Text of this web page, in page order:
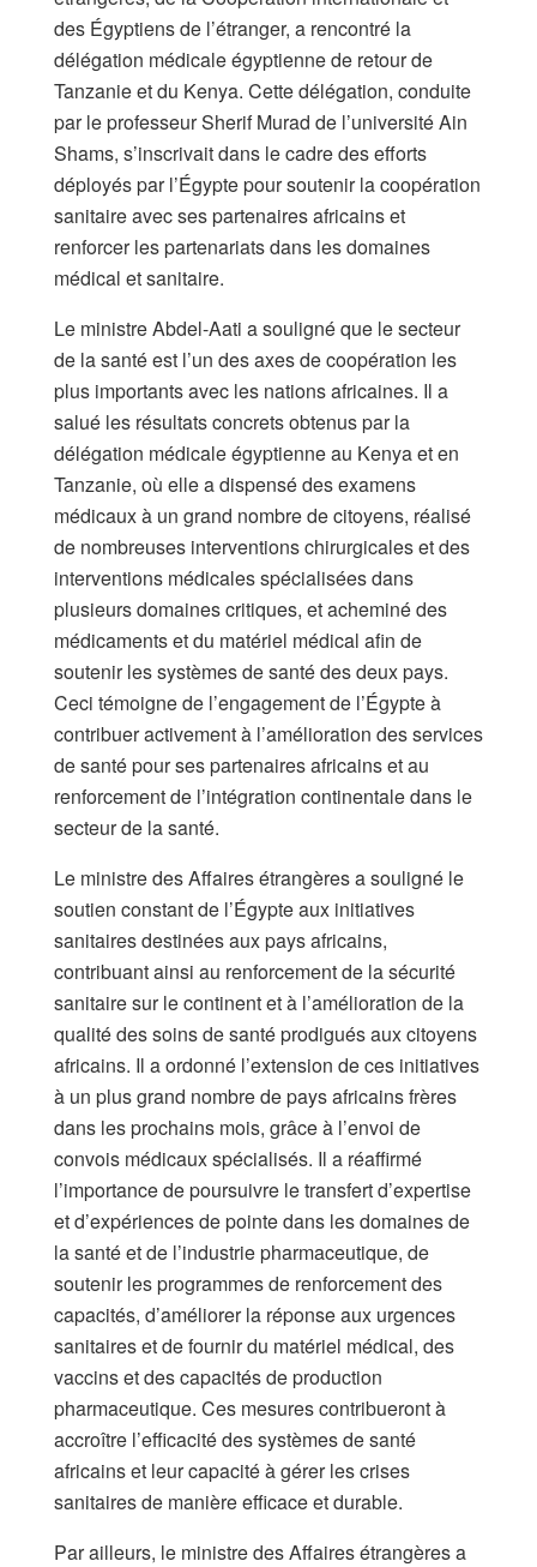
des Égyptiens de l’étranger, a rencontré la
délégation médicale égyptienne de retour de
Tanzanie et du Kenya. Cette délégation, conduite
par le professeur Sherif Murad de l’université Ain
Shams, s’inscrivait dans le cadre des efforts
déployés par l’Égypte pour soutenir la coopération
sanitaire avec ses partenaires africains et
renforcer les partenariats dans les domaines
médical et sanitaire.
Le ministre Abdel-Aati a souligné que le secteur
de la santé est l’un des axes de coopération les
plus importants avec les nations africaines. Il a
salué les résultats concrets obtenus par la
délégation médicale égyptienne au Kenya et en
Tanzanie, où elle a dispensé des examens
médicaux à un grand nombre de citoyens, réalisé
de nombreuses interventions chirurgicales et des
interventions médicales spécialisées dans
plusieurs domaines critiques, et acheminé des
médicaments et du matériel médical afin de
soutenir les systèmes de santé des deux pays.
Ceci témoigne de l’engagement de l’Égypte à
contribuer activement à l’amélioration des services
de santé pour ses partenaires africains et au
renforcement de l’intégration continentale dans le
secteur de la santé.
Le ministre des Affaires étrangères a souligné le
soutien constant de l’Égypte aux initiatives
sanitaires destinées aux pays africains,
contribuant ainsi au renforcement de la sécurité
sanitaire sur le continent et à l’amélioration de la
qualité des soins de santé prodigués aux citoyens
africains. Il a ordonné l’extension de ces initiatives
à un plus grand nombre de pays africains frères
dans les prochains mois, grâce à l’envoi de
convois médicaux spécialisés. Il a réaffirmé
l’importance de poursuivre le transfert d’expertise
et d’expériences de pointe dans les domaines de
la santé et de l’industrie pharmaceutique, de
soutenir les programmes de renforcement des
capacités, d’améliorer la réponse aux urgences
sanitaires et de fournir du matériel médical, des
vaccins et des capacités de production
pharmaceutique. Ces mesures contribueront à
accroître l’efficacité des systèmes de santé
africains et leur capacité à gérer les crises
sanitaires de manière efficace et durable.
Par ailleurs, le ministre des Affaires étrangères a